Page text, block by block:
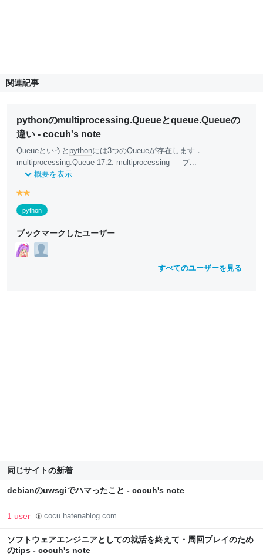
関連記事
pythonのmultiprocessing.Queueとqueue.Queueの
違い - cocuh's note
Queueというと pythonには3つのQueueが存在します．
multiprocessing.Queue 17.2. multiprocessing — プ...
概要を表示
y
e
ll
w
e
ll
o
w
python
ブックマークしたユーザー
すべてのユーザーを見る
同じサイトの新着
debianのuwsgiでハマったこと - cocuh's note
1 user cocu.hatenablog.com
ソフトウェアエンジニアとしての就活を終えて・周回プレイのため
のtips - cocuh's note